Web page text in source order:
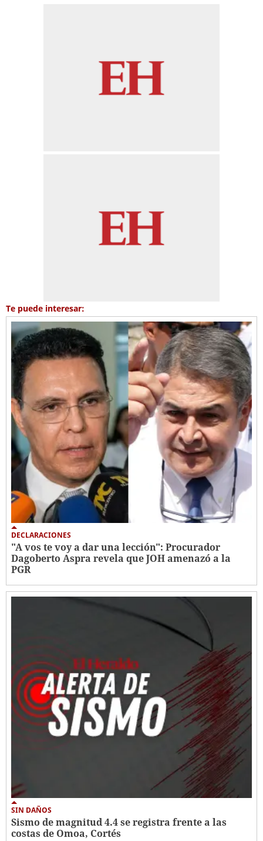
Te puede interesar:
DECLARACIONES
"A vos te voy a dar una lección": Procurador
Dagoberto Aspra revela que JOH amenazó a la
PGR
SIN DAÑOS
Sismo de magnitud 4.4 se registra frente a las
costas de Omoa, Cortés